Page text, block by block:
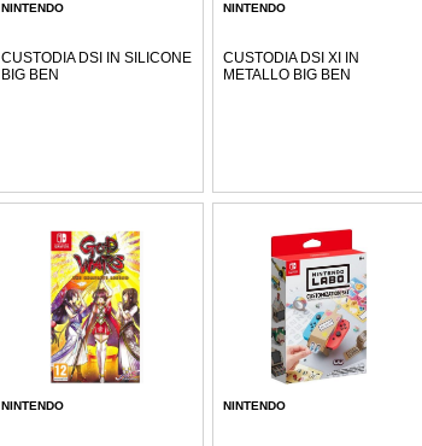
NINTENDO
CUSTODIA DSI IN SILICONE
BIG BEN
NINTENDO
CUSTODIA DSI XI IN
METALLO BIG BEN
NINTENDO NINTENDO